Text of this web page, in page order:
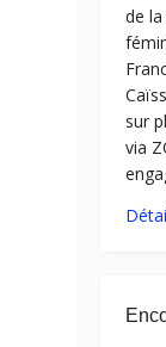
de
sur
via